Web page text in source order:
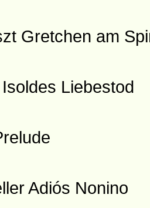
Gretchen am
Liebestod
Adiós Nonino